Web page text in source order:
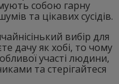
собою гарну
та цікавих сусідів.
вибір для
дачу як хобі, то чому
участі людини,
та стерігайтеся